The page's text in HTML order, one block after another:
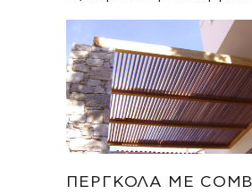
ΠΈΡΓΚΟΛΑ ΜΕ COMB